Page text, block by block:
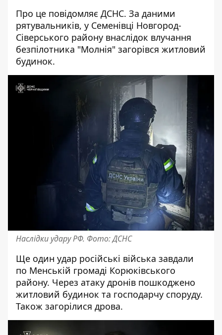
Про це повідомляє ДСНС. За даними
рятувальників, у Семенівці Новгород-
Сіверського району внаслідок влучання
безпілотника "Молнія" загорівся житловий
будинок.
Наслідки удару РФ. Фото: ДСНС
Ще один удар російські війська завдали
по Менській громаді Корюківського
району. Через атаку дронів пошкоджено
житловий будинок та господарчу споруду.
Також загорілися дрова.